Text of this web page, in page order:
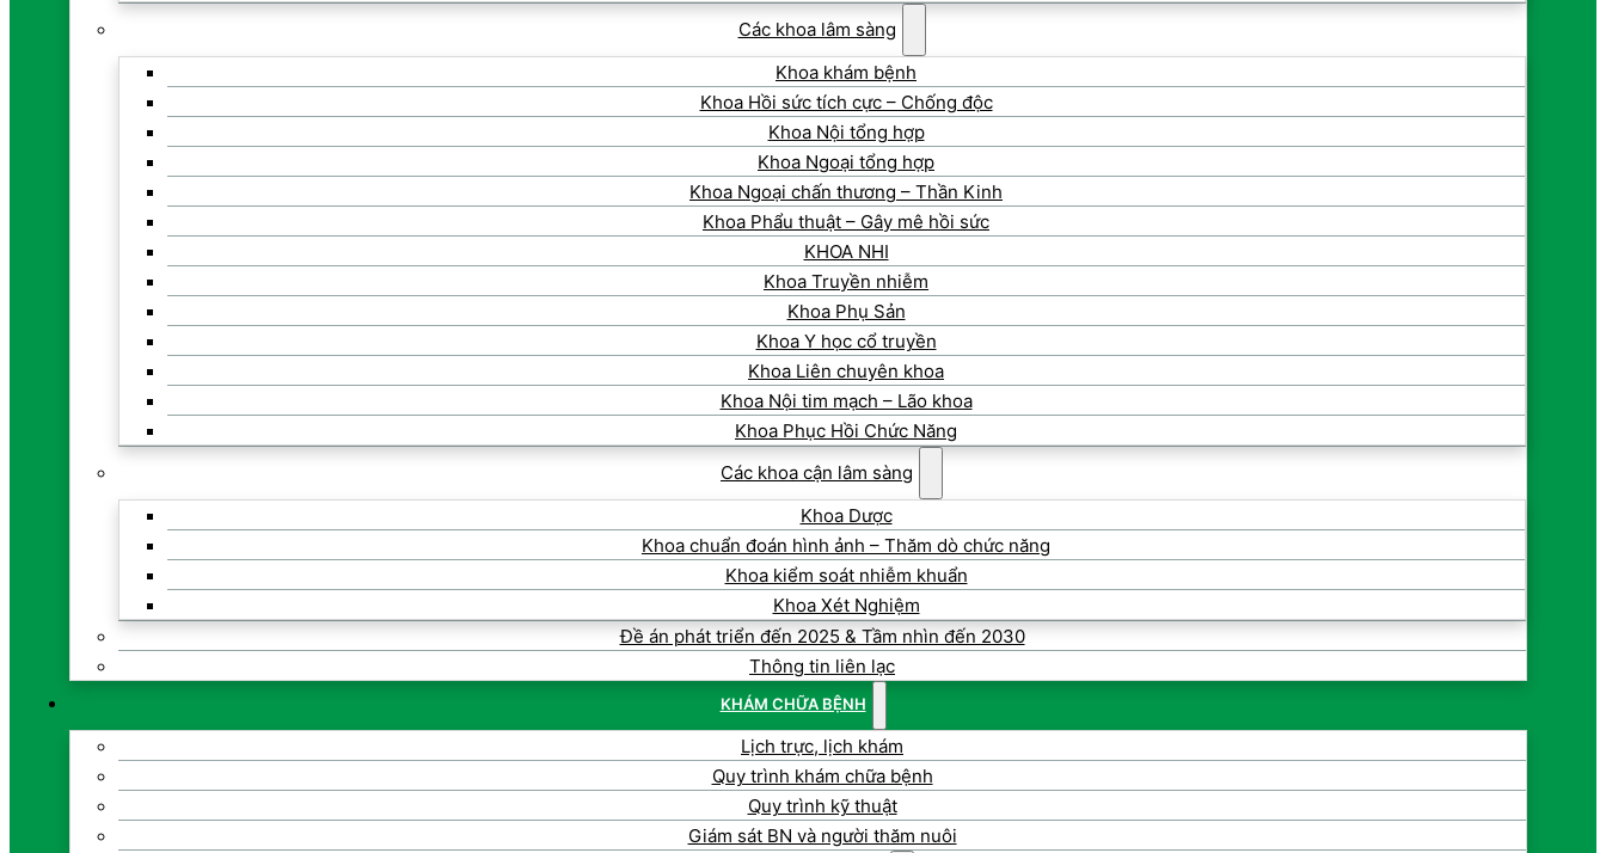
Các khoa lâm sàng
Khoa khám bệnh
Khoa Hồi sức tích cực – Chống độc
Khoa Nội tổng hợp
Khoa Ngoại tổng hợp
Khoa Ngoại chấn thương – Thần Kinh
Khoa Phẩu thuật – Gây mê hồi sức
KHOA NHI
Khoa Truyền nhiễm
Khoa Phụ Sản
Khoa Y học cổ truyền
Khoa Liên chuyên khoa
Khoa Nội tim mạch – Lão khoa
Khoa Phục Hồi Chức Năng
Các khoa cận lâm sàng
Khoa Dược
Khoa chuẩn đoán hình ảnh – Thăm dò chức năng
Khoa kiểm soát nhiễm khuẩn
Khoa Xét Nghiệm
Đề án phát triển đến 2025 & Tầm nhìn đến 2030
Thông tin liên lạc
KHÁM CHỮA BỆNH
Lịch trực, lịch khám
Quy trình khám chữa bệnh
Quy trình kỹ thuật
Giám sát BN và người thăm nuôi